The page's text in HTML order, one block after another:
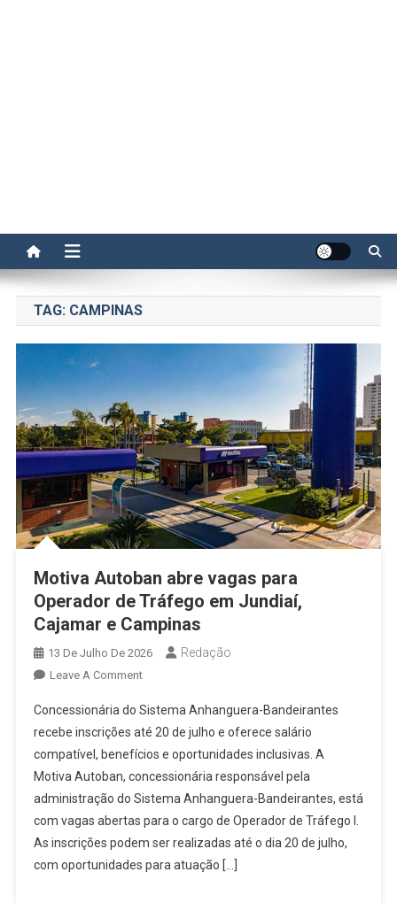
TAG: CAMPINAS
Motiva Autoban abre vagas para
Operador de Tráfego em Jundiaí,
Cajamar e Campinas
13 De Julho De 2026 Redação
Leave A CommentOn
Autoban
Abre
Vagas
Para
Operador
De
Concessionária do Sistema Anhanguera-Bandeirantes
recebe inscrições até 20 de julho e oferece salário
compatível, benefícios e oportunidades inclusivas. A
Motiva Autoban, concessionária responsável pela
administração do Sistema Anhanguera-Bandeirantes, está
com vagas abertas para o cargo de Operador de Tráfego I.
As inscrições podem ser realizadas até o dia 20 de julho,
com oportunidades para atuação […]